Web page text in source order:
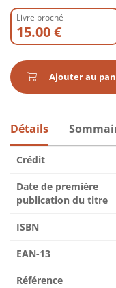
Livre broché
15.00 €
Ajouter au
Détails
Crédit
Date de première
publication du titre
ISBN
EAN-13
Référence